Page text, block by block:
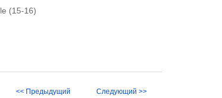
(15-16)
<< Предыдущий Следующий >>